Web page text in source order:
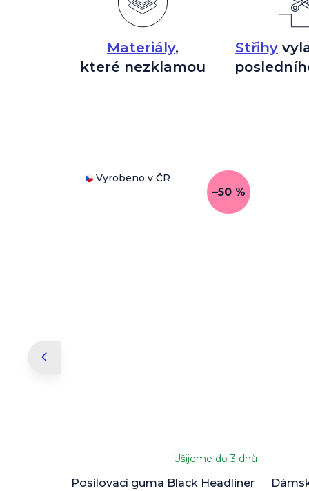
Materiály,
které nezklamou
Střihy
Vyrobeno v ČR
–50 %
Posilovací guma Black Headliner
Ušijeme do 3 dnů